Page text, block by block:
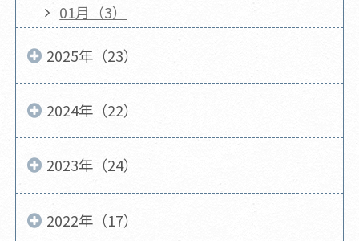
01月（3）
2025年（23）
2024年（22）
2023年（24）
2022年（17）